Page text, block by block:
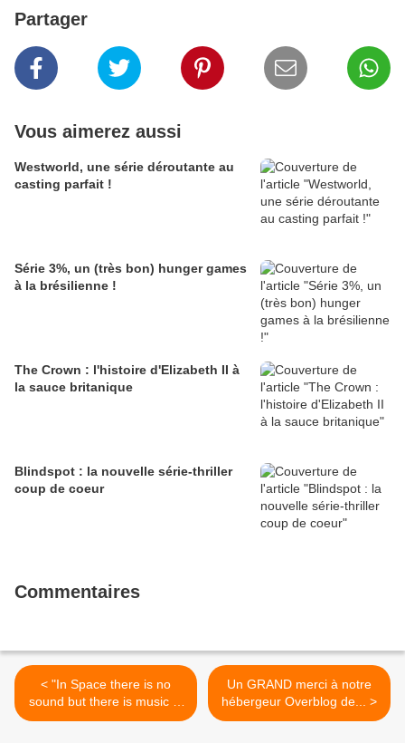
Partager
Vous aimerez aussi
Westworld, une série déroutante au
casting parfait !
Série 3%, un (très bon) hunger games
à la brésilienne !
The Crown : l'histoire d'Elizabeth II à
la sauce britanique
Blindspot : la nouvelle série-thriller
coup de coeur
Commentaires
< "In Space there is no
sound but there is music in
films !" Alfonso Cuaròn !
Un GRAND merci à notre
hébergeur Overblog de... >